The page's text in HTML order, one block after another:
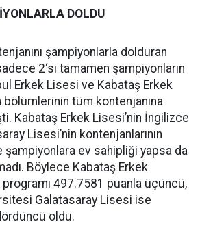
DOLDU
şampiyonlarla dolduran
2‘si tamamen şampiyonların
Erkek Lisesi ve Kabataş Erkek
bölümlerinin tüm kontenjanına
Kabataş Erkek Lisesi’nin İngilizce
Lisesi’nin kontenjanlarının
şampiyonlara ev sahipliği yapsa da
Böylece Kabataş Erkek
497.7581 puanla üçüncü,
Galatasaray Lisesi ise
oldu.